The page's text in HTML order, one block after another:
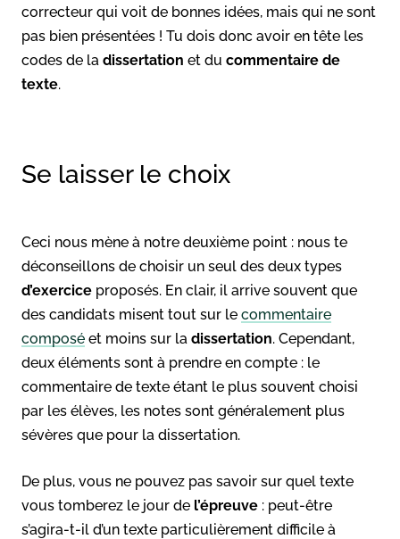
correcteur qui voit de bonnes idées, mais qui ne sont
pas bien présentées ! Tu dois donc avoir en tête les
codes de la dissertation et du commentaire de
texte.
Se laisser le choix
Ceci nous mène à notre deuxième point : nous te
déconseillons de choisir un seul des deux types
d’exercice proposés. En clair, il arrive souvent que
des candidats misent tout sur le commentaire
composé et moins sur la dissertation. Cependant,
deux éléments sont à prendre en compte : le
commentaire de texte étant le plus souvent choisi
par les élèves, les notes sont généralement plus
sévères que pour la dissertation.
De plus, vous ne pouvez pas savoir sur quel texte
vous tomberez le jour de l’épreuve : peut-être
s’agira-t-il d’un texte particulièrement difficile à